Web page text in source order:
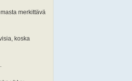
merkittävä
koska